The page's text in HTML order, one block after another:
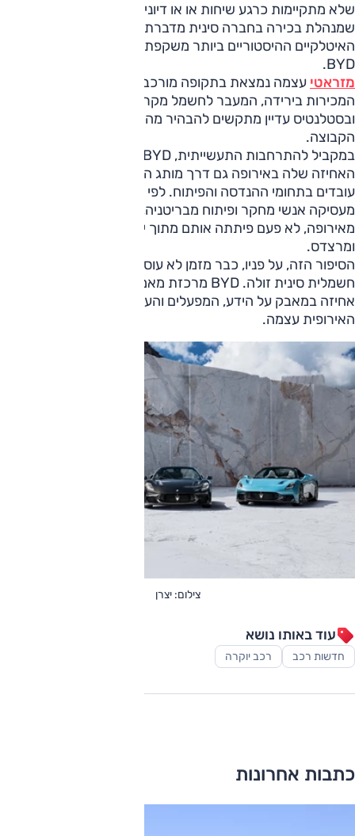
שלא מתקיימות כרגע שיחות או או דיונים, אבל עצם העובדה
שמנהלת בכירה בחברה סינית מדברת כך על אחד המותגים
האיטלקיים ההיסטוריים ביותר משקפת את יכולת הפריסה של
BYD.
מזראטי עצמה נמצאת בתקופה מורכבת ולא אופטימית.
המכירות בירידה, המעבר לחשמל מקרטע עד לא משפיע,
ובסטלנטיס עדיין מתקשים להבהיר מה יהיה מקומה העתידי בתוך
הקבוצה.
האחיזה שלה באירופה גם דרך מותג הפרימיום '
עובדים בתחומי ההנדסה והפיתוח. לפי החברה, היא כבר
מעסיקה אנשי מחקר ופיתוח מבריטניה, צרפת ומדינות נוספות
מאירופה, לא פעם פיתתה אותם מתוך יצרניות כמו פורשה
ומרצדס.
הסיפור הזה, על פניו, כבר מזמן לא עוסק רק בעוד מכונית
חשמלית סינית זולה. BYD מרכזת מאמצים כדי שתהיה לה
אחיזה במאבק על הידע, המפעלים והעתיד של תעשיית הרכב
האירופית עצמה.
צילום: יצרן
עוד באותו נושא
חדשות רכב רכב יוקרה
כתבות אחרונות